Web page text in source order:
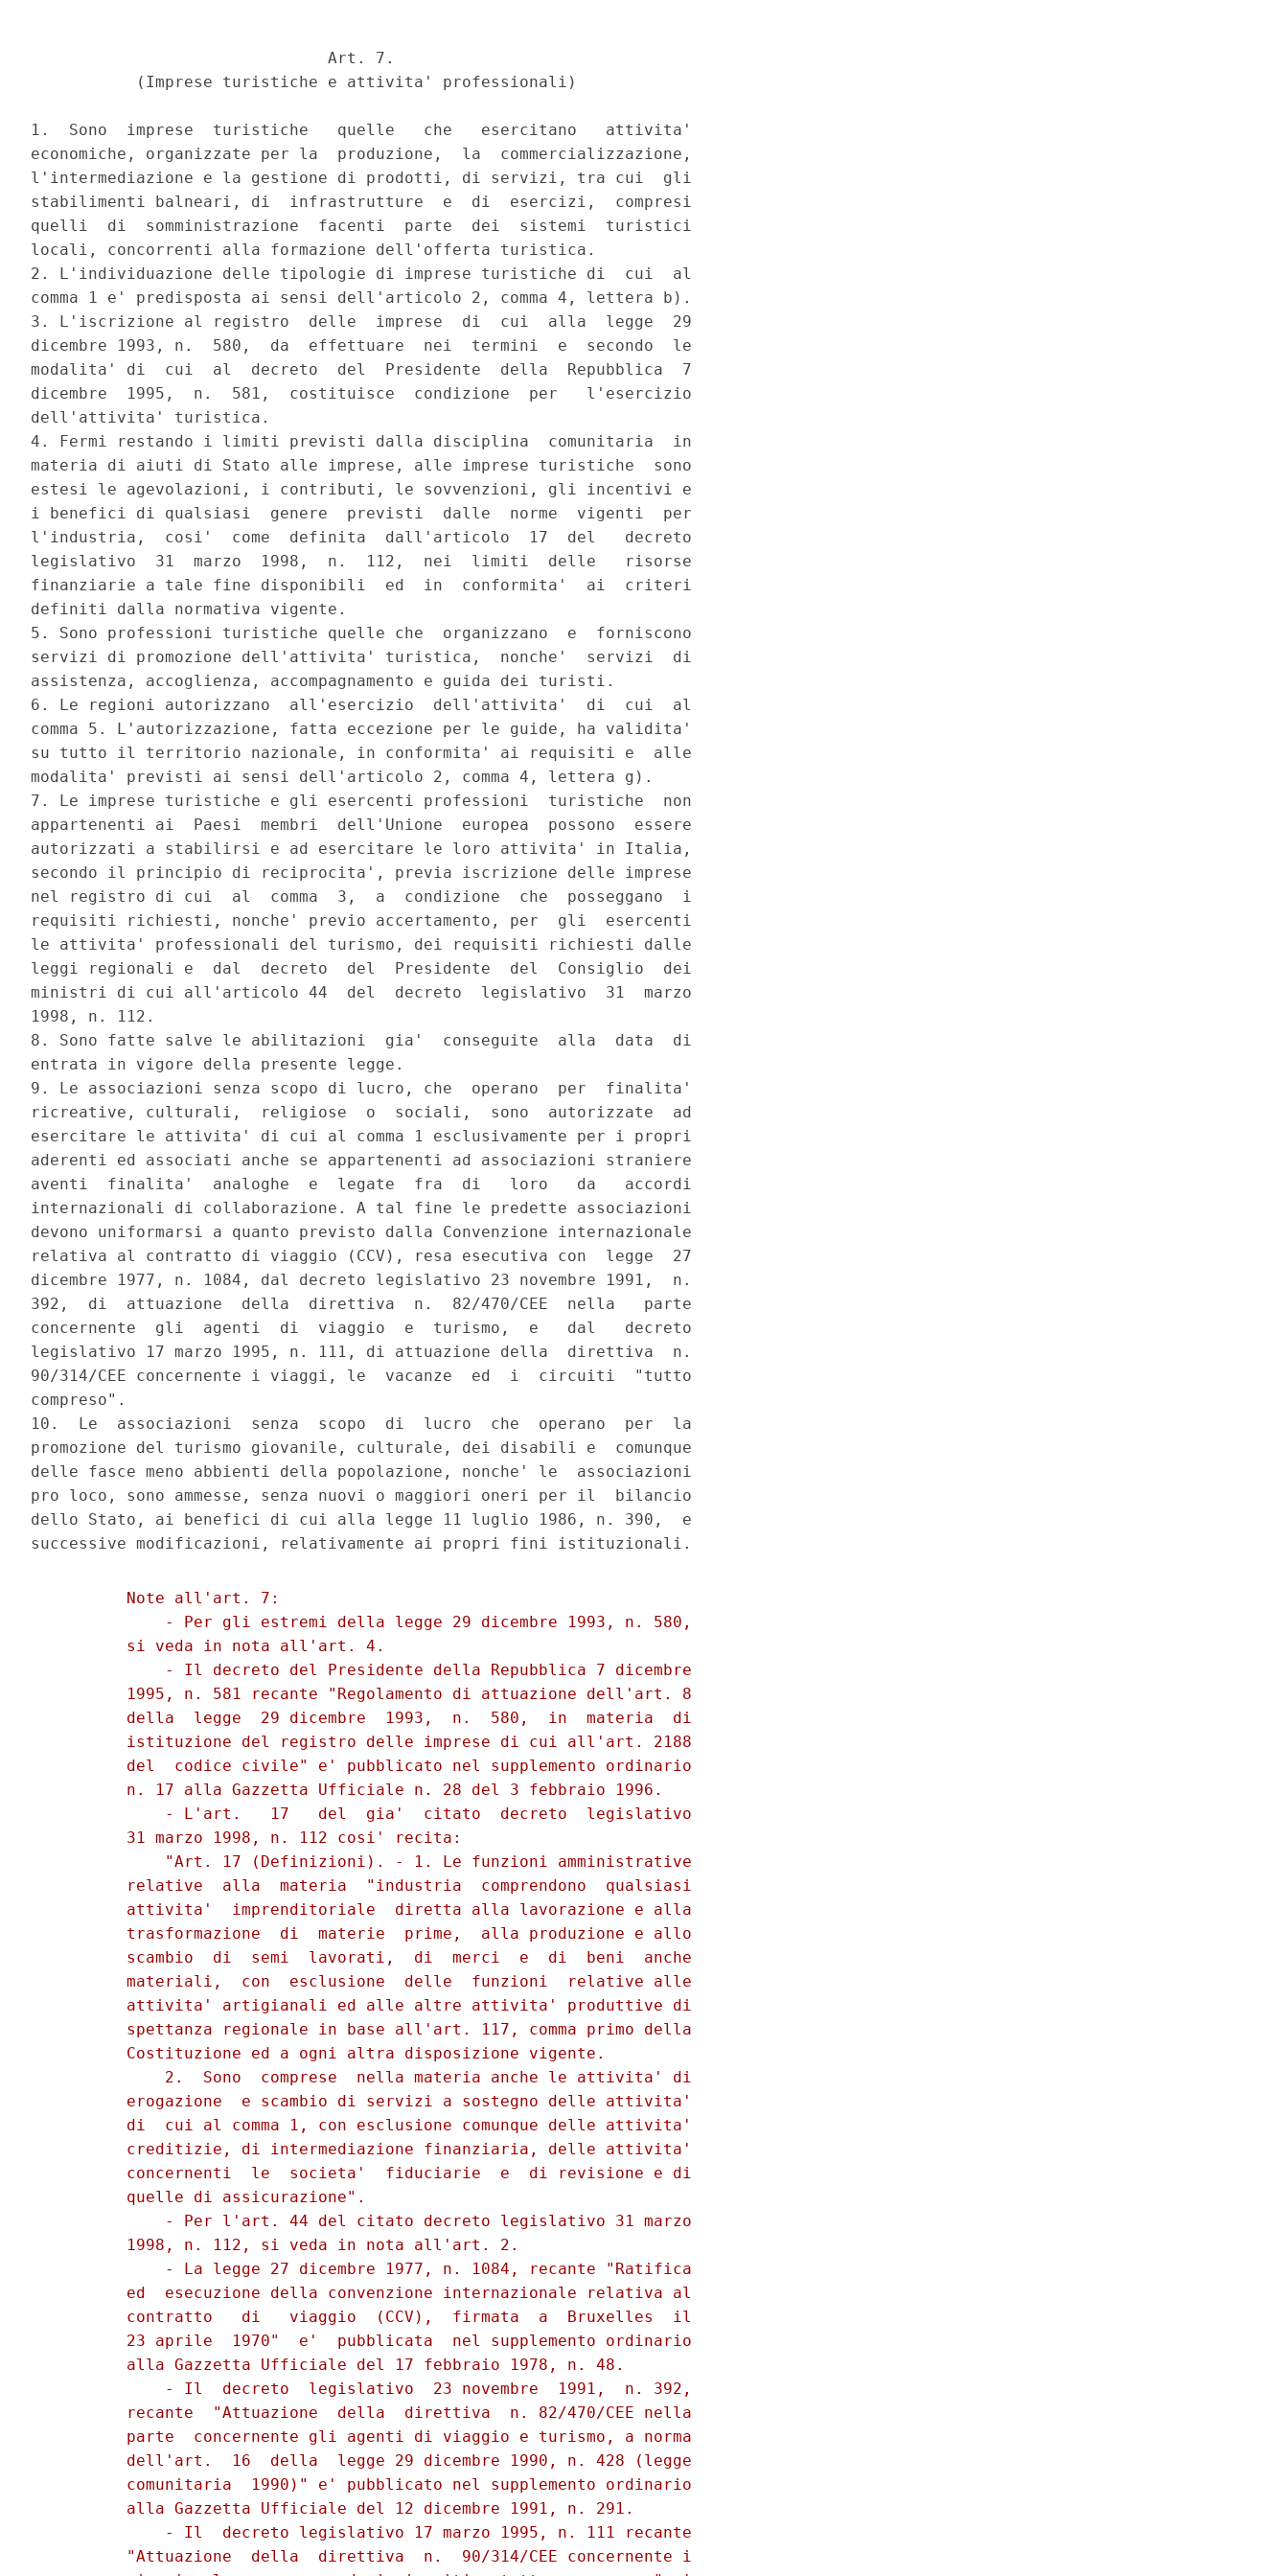
                               Art. 7.
           (Imprese turistiche e attivita' professionali)
1.  Sono  imprese  turistiche   quelle   che   esercitano   attivita'
economiche, organizzate per la  produzione,  la  commercializzazione,
l'intermediazione e la gestione di prodotti, di servizi, tra cui  gli
stabilimenti balneari, di  infrastrutture  e  di  esercizi,  compresi
quelli  di  somministrazione  facenti  parte  dei  sistemi  turistici
locali, concorrenti alla formazione dell'offerta turistica.
2. L'individuazione delle tipologie di imprese turistiche di  cui  al
comma 1 e' predisposta ai sensi dell'articolo 2, comma 4, lettera b).
3. L'iscrizione al registro  delle  imprese  di  cui  alla  legge  29
dicembre 1993, n.  580,  da  effettuare  nei  termini  e  secondo  le
modalita' di  cui  al  decreto  del  Presidente  della  Repubblica  7
dicembre  1995,  n.  581,  costituisce  condizione  per   l'esercizio
dell'attivita' turistica.
4. Fermi restando i limiti previsti dalla disciplina  comunitaria  in
materia di aiuti di Stato alle imprese, alle imprese turistiche  sono
estesi le agevolazioni, i contributi, le sovvenzioni, gli incentivi e
i benefici di qualsiasi  genere  previsti  dalle  norme  vigenti  per
l'industria,  cosi'  come  definita  dall'articolo  17  del   decreto
legislativo  31  marzo  1998,  n.  112,  nei  limiti  delle   risorse
finanziarie a tale fine disponibili  ed  in  conformita'  ai  criteri
definiti dalla normativa vigente.
5. Sono professioni turistiche quelle che  organizzano  e  forniscono
servizi di promozione dell'attivita' turistica,  nonche'  servizi  di
assistenza, accoglienza, accompagnamento e guida dei turisti.
6. Le regioni autorizzano  all'esercizio  dell'attivita'  di  cui  al
comma 5. L'autorizzazione, fatta eccezione per le guide, ha validita'
su tutto il territorio nazionale, in conformita' ai requisiti e  alle
modalita' previsti ai sensi dell'articolo 2, comma 4, lettera g).
7. Le imprese turistiche e gli esercenti professioni  turistiche  non
appartenenti ai  Paesi  membri  dell'Unione  europea  possono  essere
autorizzati a stabilirsi e ad esercitare le loro attivita' in Italia,
secondo il principio di reciprocita', previa iscrizione delle imprese
nel registro di cui  al  comma  3,  a  condizione  che  posseggano  i
requisiti richiesti, nonche' previo accertamento, per  gli  esercenti
le attivita' professionali del turismo, dei requisiti richiesti dalle
leggi regionali e  dal  decreto  del  Presidente  del  Consiglio  dei
ministri di cui all'articolo 44  del  decreto  legislativo  31  marzo
1998, n. 112.
8. Sono fatte salve le abilitazioni  gia'  conseguite  alla  data  di
entrata in vigore della presente legge.
9. Le associazioni senza scopo di lucro, che  operano  per  finalita'
ricreative, culturali,  religiose  o  sociali,  sono  autorizzate  ad
esercitare le attivita' di cui al comma 1 esclusivamente per i propri
aderenti ed associati anche se appartenenti ad associazioni straniere
aventi  finalita'  analoghe  e  legate  fra  di   loro   da   accordi
internazionali di collaborazione. A tal fine le predette associazioni
devono uniformarsi a quanto previsto dalla Convenzione internazionale
relativa al contratto di viaggio (CCV), resa esecutiva con  legge  27
dicembre 1977, n. 1084, dal decreto legislativo 23 novembre 1991,  n.
392,  di  attuazione  della  direttiva  n.  82/470/CEE  nella   parte
concernente  gli  agenti  di  viaggio  e  turismo,  e   dal   decreto
legislativo 17 marzo 1995, n. 111, di attuazione della  direttiva  n.
90/314/CEE concernente i viaggi, le  vacanze  ed  i  circuiti  "tutto
compreso".
10.  Le  associazioni  senza  scopo  di  lucro  che  operano  per  la
promozione del turismo giovanile, culturale, dei disabili e  comunque
delle fasce meno abbienti della popolazione, nonche' le  associazioni
pro loco, sono ammesse, senza nuovi o maggiori oneri per il  bilancio
dello Stato, ai benefici di cui alla legge 11 luglio 1986, n. 390,  e
          Note all'art. 7:
              - Per gli estremi della legge 29 dicembre 1993, n. 580,
          si veda in nota all'art. 4.
              - Il decreto del Presidente della Repubblica 7 dicembre
          1995, n. 581 recante "Regolamento di attuazione dell'art. 8
          della  legge  29 dicembre  1993,  n.  580,  in  materia  di
          istituzione del registro delle imprese di cui all'art. 2188
          del  codice civile" e' pubblicato nel supplemento ordinario
          n. 17 alla Gazzetta Ufficiale n. 28 del 3 febbraio 1996.
              - L'art.   17   del  gia'  citato  decreto  legislativo
          31 marzo 1998, n. 112 cosi' recita:
              "Art. 17 (Definizioni). - 1. Le funzioni amministrative
          relative  alla  materia  "industria  comprendono  qualsiasi
          attivita'  imprenditoriale  diretta alla lavorazione e alla
          trasformazione  di  materie  prime,  alla produzione e allo
          scambio  di  semi  lavorati,  di  merci  e  di  beni  anche
          materiali,  con  esclusione  delle  funzioni  relative alle
          attivita' artigianali ed alle altre attivita' produttive di
          spettanza regionale in base all'art. 117, comma primo della
          Costituzione ed a ogni altra disposizione vigente.
              2.  Sono  comprese  nella materia anche le attivita' di
          erogazione  e scambio di servizi a sostegno delle attivita'
          di  cui al comma 1, con esclusione comunque delle attivita'
          creditizie, di intermediazione finanziaria, delle attivita'
          concernenti  le  societa'  fiduciarie  e  di revisione e di
          quelle di assicurazione".
              - Per l'art. 44 del citato decreto legislativo 31 marzo
          1998, n. 112, si veda in nota all'art. 2.
              - La legge 27 dicembre 1977, n. 1084, recante "Ratifica
          ed  esecuzione della convenzione internazionale relativa al
          contratto   di   viaggio  (CCV),  firmata  a  Bruxelles  il
          23 aprile  1970"  e'  pubblicata  nel supplemento ordinario
          alla Gazzetta Ufficiale del 17 febbraio 1978, n. 48.
              - Il  decreto  legislativo  23 novembre  1991,  n. 392,
          recante  "Attuazione  della  direttiva  n. 82/470/CEE nella
          parte  concernente gli agenti di viaggio e turismo, a norma
          dell'art.  16  della  legge 29 dicembre 1990, n. 428 (legge
          comunitaria  1990)" e' pubblicato nel supplemento ordinario
          alla Gazzetta Ufficiale del 12 dicembre 1991, n. 291.
              - Il  decreto legislativo 17 marzo 1995, n. 111 recante
          "Attuazione  della  direttiva  n.  90/314/CEE concernente i